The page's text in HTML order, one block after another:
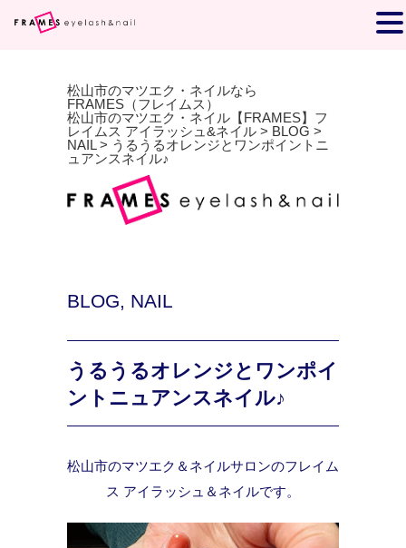
松山市のマツエク・ネイルなら
FRAMES（フレイムス）
松山市のマツエク・ネイル【FRAMES】フ
レイムス アイラッシュ&ネイル > BLOG >
NAIL> うるうるオレンジとワンポイントニ
ュアンスネイル♪
BLOG, NAIL
うるうるオレンジとワンポイ
ントニュアンスネイル♪
松山市のマツエク＆ネイルサロンのフレイム
ス アイラッシュ＆ネイルです。